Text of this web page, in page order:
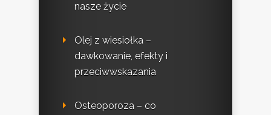
nasze życie
Olej z wiesiołka –
dawkowanie, efekty i
przeciwwskazania
Osteoporoza – co